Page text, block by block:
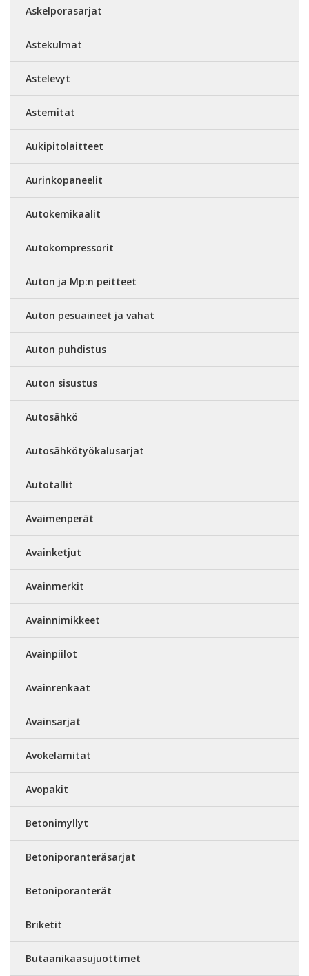
Askelporasarjat
Astekulmat
Astelevyt
Astemitat
Aukipitolaitteet
Aurinkopaneelit
Autokemikaalit
Autokompressorit
Auton ja Mp:n peitteet
Auton pesuaineet ja vahat
Auton puhdistus
Auton sisustus
Autosähkö
Autosähkötyökalusarjat
Autotallit
Avaimenperät
Avainketjut
Avainmerkit
Avainnimikkeet
Avainpiilot
Avainrenkaat
Avainsarjat
Avokelamitat
Avopakit
Betonimyllyt
Betoniporanteräsarjat
Betoniporanterät
Briketit
Butaanikaasujuottimet